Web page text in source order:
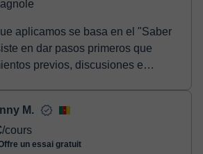
aplicamos se basa en el "Saber
en dar pasos primeros que
previos, discusiones e
invitamos al alumno a que
los organice y proceda a
las especificaciones de la prueba
M.
/cours
un essai gratuit